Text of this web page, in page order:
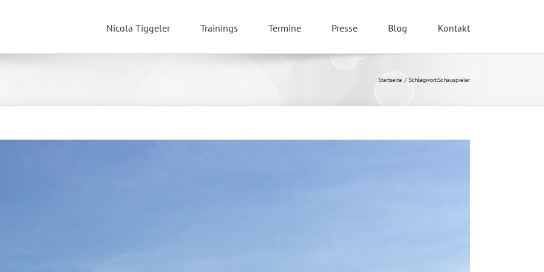
Nicola Tiggeler Trainings Termine Presse Blog Kontakt
Startseite Schlagwort:Schauspieler